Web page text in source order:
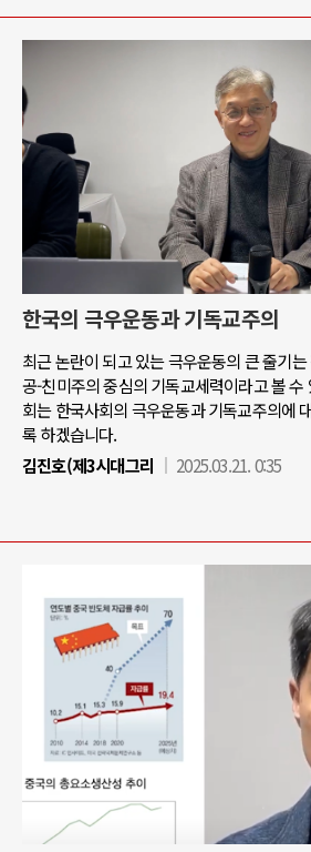
한국의 극우운동과 기독교주의
최근 논란이 되고 있는 극우운동의 큰 줄기
공-친미주의 중심의 기독교세력이라고 볼
회는 한국사회의 극우운동과 기독교주의에
록 하겠습니다.
김진호(제3시대그리
2025.03.21. 0:35